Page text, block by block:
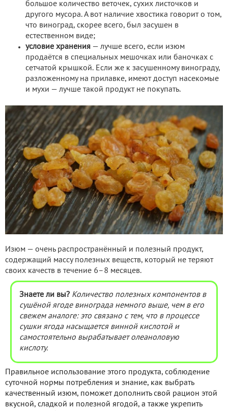
большое количество веточек, сухих листочков и
другого мусора. А вот наличие хвостика говорит о том,
что виноград, скорее всего, был засушен в
естественном виде;
условие хранения — лучше всего, если изюм
продаётся в специальных мешочках или баночках с
сетчатой крышкой. Если же к засушенному винограду,
разложенному на прилавке, имеют доступ насекомые
и мухи — лучше такой продукт не покупать.
Изюм — очень распространённый и полезный продукт,
содержащий массу полезных веществ, который не теряют
своих качеств в течение 6–8 месяцев.
Знаете ли вы? Количество полезных компонентов в
сушёной ягоде винограда немного выше, чем в его
свежем аналоге: это связано с тем, что в процессе
сушки ягода насыщается винной кислотой и
самостоятельно вырабатывает олеаноловую
кислоту.
Правильное использование этого продукта, соблюдение
суточной нормы потребления и знание, как выбрать
качественный изюм, поможет дополнить свой рацион этой
вкусной, сладкой и полезной ягодой, а также укрепить